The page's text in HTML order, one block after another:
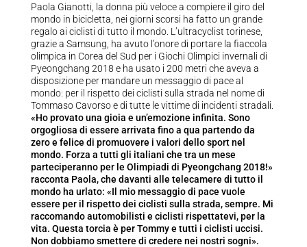
Paola Gianotti, la donna più veloce a compiere il giro del
mondo in bicicletta, nei giorni scorsi ha fatto un grande
regalo ai ciclisti di tutto il mondo. L’ultracyclist torinese,
grazie a Samsung, ha avuto l’onore di portare la fiaccola
olimpica in Corea del Sud per i Giochi Olimpici invernali di
Pyeongchang 2018 e ha usato i 200 metri che aveva a
disposizione per mandare un messaggio di pace al
mondo: per il rispetto dei ciclisti sulla strada nel nome di
Tommaso Cavorso e di tutte le vittime di incidenti stradali.
«Ho provato una gioia e un’emozione infinita. Sono
orgogliosa di essere arrivata fino a qua partendo da
zero e felice di promuovere i valori dello sport nel
mondo. Forza a tutti gli italiani che tra un mese
parteciperanno per le Olimpiadi di Pyeongchang 2018!»
racconta Paola, che davanti alle telecamere di tutto il
mondo ha urlato: «Il mio messaggio di pace vuole
essere per il rispetto dei ciclisti sulla strada, sempre. Mi
raccomando automobilisti e ciclisti rispettatevi, per la
vita. Questa torcia è per Tommy e tutti i ciclisti uccisi.
Non dobbiamo smettere di credere nei nostri sogni».